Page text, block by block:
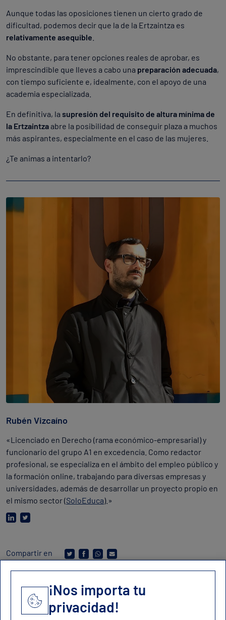
Aunque todas las oposiciones tienen un cierto grado de
dificultad, podemos decir que la de la Ertzaintza es
relativamente asequible
No obstante, para tener opciones reales de aprobar, es
imprescindible que lleves a cabo una preparación adecuada,
con tiempo suficiente e, idealmente, con el apoyo de una
academia especializada.
En definitiva, la supresión del requisito de altura mínima de
la Ertzaintzaabre la posibilidad de conseguir plaza a muchos
más aspirantes, especialmente en el caso de las mujeres.
¿Te animas a intentarlo?
Rubén Vizcaíno
«Licenciado en Derecho (rama económico-empresarial) y
funcionario del grupo A1 en excedencia. Como redactor
profesional, se especializa en el ámbito del empleo público y
la formación online, trabajando para diversas empresas y
universidades, además de desarrollar un proyecto propio en
el mismo sector (SoloEduca).»
Compartir en
Contacto
¡Nos importa tu
privacidad!